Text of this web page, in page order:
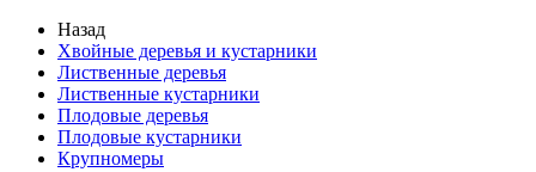
Назад
Хвойные деревья и кустарники
Лиственные деревья
Лиственные кустарники
Плодовые деревья
Плодовые кустарники
Крупномеры